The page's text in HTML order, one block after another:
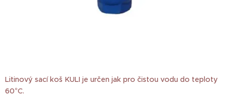
Litinový sací koš KULI je určen jak pro čistou vodu do teploty
60°C.